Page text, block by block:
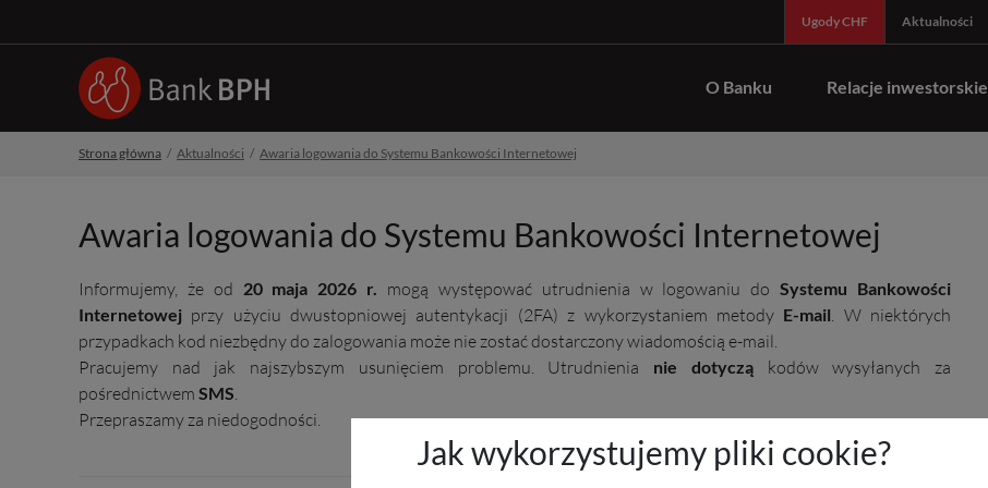
Jak wykorzystujemy pliki cookie?
Ugody CHF Aktualności
O Banku Relacje inwestorskie
Strona główna Aktualności Awaria logowania do Systemu Bankowości Internetowej
Awaria logowania do Systemu Bankowości Internetowej
Informujemy, że od 20 maja 2026 r. mogą występować utrudnienia w logowaniu doSystemu Bankowości
Internetowej przy użyciu dwustopniowej autentykacji (2FA) z wykorzystaniem metody E-mail. W niektórych
przypadkach kod niezbędny do zalogowania może nie zostać dostarczony wiadomością e-mail.
Pracujemy nad jak najszybszym usunięciem problemu. Utrudnienia nie dotycząkodów wysyłanych za
pośrednictwem SMS.
Przepraszamy za niedogodności.